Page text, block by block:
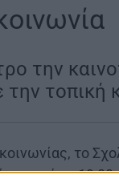
την
τοπική
το
και ώρα 19:00